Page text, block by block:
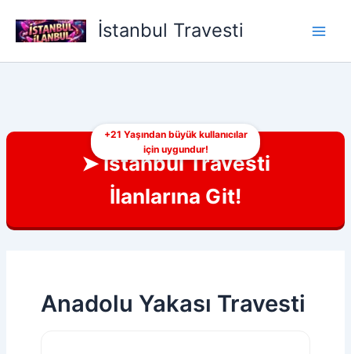
atla
İstanbul Travesti
+21 Yaşından büyük kullanıcılar
için uygundur!
➤ İstanbul Travesti
İlanlarına Git!
Anadolu Yakası Travesti